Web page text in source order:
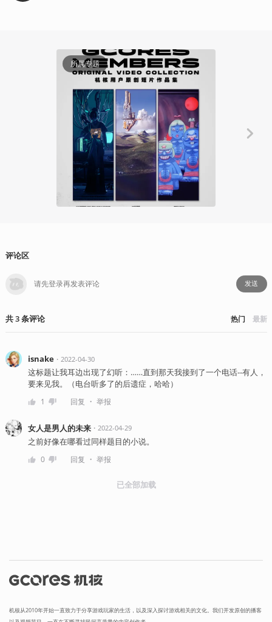
所属专题
玩出花儿来
评论区
发送
共3条评论 热门 最新
isnake・ 2022-04-30
这标题让我耳边出现了幻听：……直到那天我接到了一个电话--有人，
要来见我。（电台听多了的后遗症，哈哈）
1 回复 ・ 举报
女人是男人的未来・ 2022-04-29
之前好像在哪看过同样题目的小说。
0 回复 ・ 举报
已全部加载
机核从2010年开始一直致力于分享游戏玩家的生活，以及深入探讨游戏相关的文化。我们开发原创的播客